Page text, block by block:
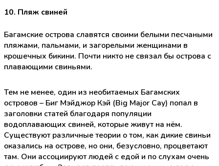
10. Пляж свиней
Багамские острова славятся своими белыми песчаными
пляжами, пальмами, и загорелыми женщинами в
крошечных бикини. Почти никто не связал бы острова с
плавающими свиньями.
Тем не менее, один из необитаемых Багамских
островов – Биг Мэйджор Кэй (Big Major Cay) попал в
заголовки статей благодаря популяции
водоплавающих свиней, которые живут на нём.
Существуют различные теории о том, как дикие свиньи
оказались на острове, но они, безусловно, процветают
там. Они ассоциируют людей с едой и по слухам очень